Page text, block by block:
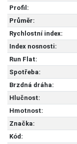
Profil:
Průměr:
Rychlostní index:
Index nosnosti:
Run Flat:
Spotřeba:
Brzdná dráha:
Hlučnost:
Hmotnost:
Značka:
Kód: